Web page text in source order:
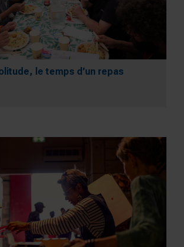
le temps d’un repas